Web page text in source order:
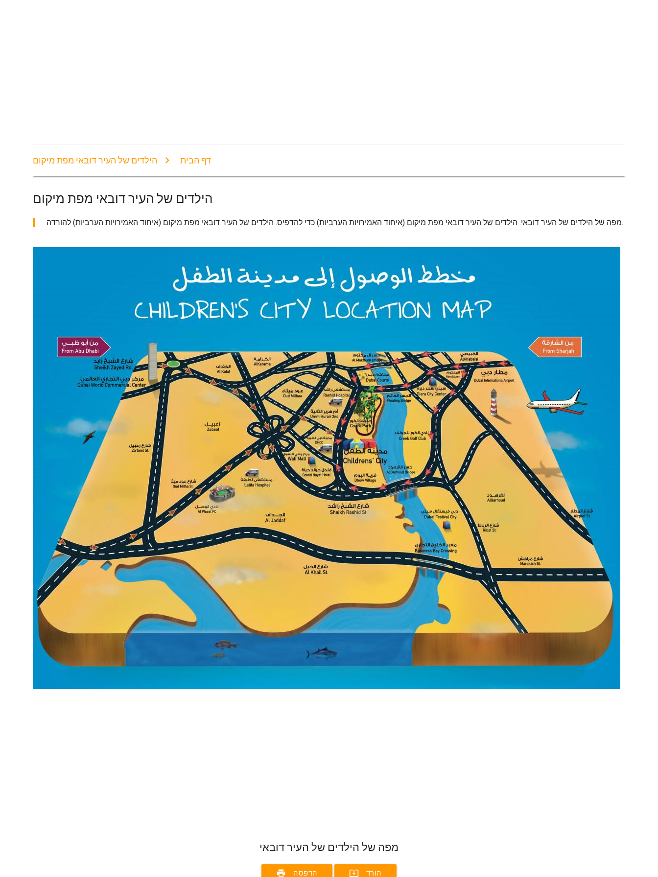
דף הבית הילדים של העיר דובאי מפת מיקום
הילדים של העיר דובאי מפת מיקום
מפה של הילדים של העיר דובאי. הילדים של העיר דובאי מפת מיקום (איחוד האמירויות הערביות) כדי להדפיס. הילדים של העיר דובאי מפת מיקום (איחוד האמירויות הערביות) להורדה.
מפה של הילדים של העיר דובאי
print הדפסה system_update_alt הורד